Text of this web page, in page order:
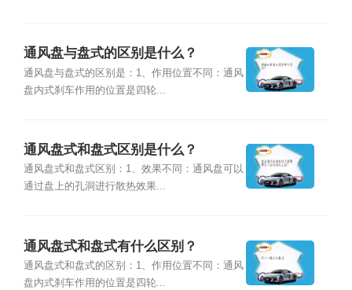
通风盘与盘式的区别是什么？
通风盘与盘式的区别是：1、作用位置不同：通风
盘内式刹车作用的位置是四轮...
通风盘式和盘式区别是什么？
通风盘式和盘式区别：1、效果不同：通风盘可以
通过盘上的孔洞进行散热效果...
通风盘式和盘式有什么区别？
通风盘式和盘式的区别：1、作用位置不同：通风
盘内式刹车作用的位置是四轮...